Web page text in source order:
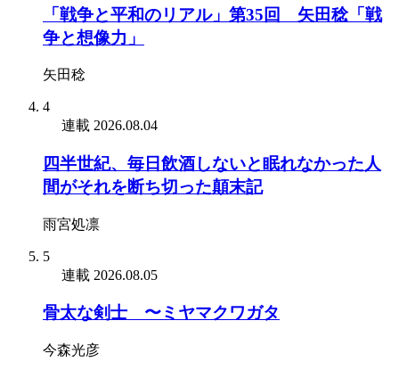
「戦争と平和のリアル」第35回 矢田稔「戦
争と想像力」
矢田稔
4
連載 2026.08.04
四半世紀、毎日飲酒しないと眠れなかった人
間がそれを断ち切った顛末記
雨宮処凛
5
連載 2026.08.05
骨太な剣士 〜ミヤマクワガタ
今森光彦